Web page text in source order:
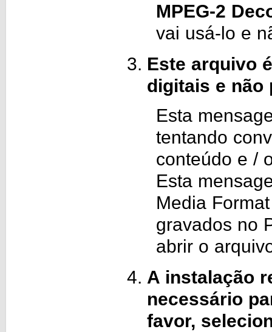
MPEG-2
vai usá-lo e
Este arquivo
digitais e não
Esta
tentando
conteúdo e /
Esta
Media
gravados no
abrir o
A instalação
necessário
favor,